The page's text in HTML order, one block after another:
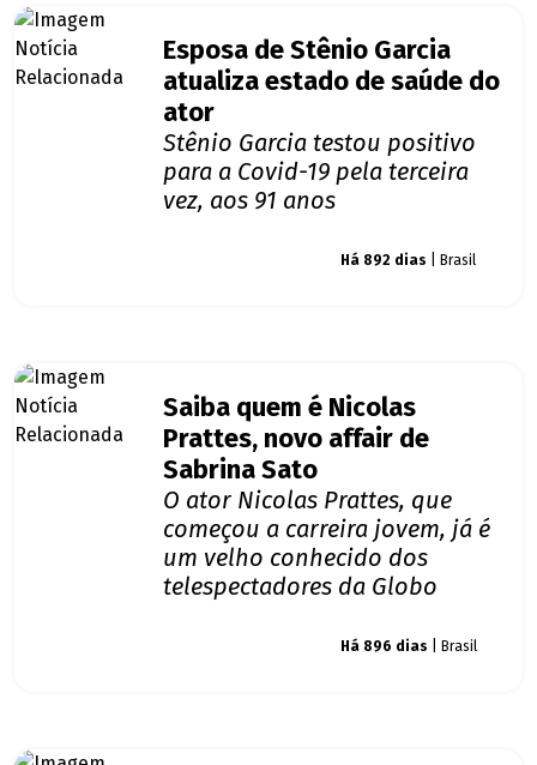
Esposa de Stênio Garcia
atualiza estado de saúde do
ator
Stênio Garcia testou positivo
para a Covid-19 pela terceira
vez, aos 91 anos
Há 892 dias | Brasil
Saiba quem é Nicolas
Prattes, novo affair de
Sabrina Sato
O ator Nicolas Prattes, que
começou a carreira jovem, já é
um velho conhecido dos
telespectadores da Globo
Há 896 dias | Brasil